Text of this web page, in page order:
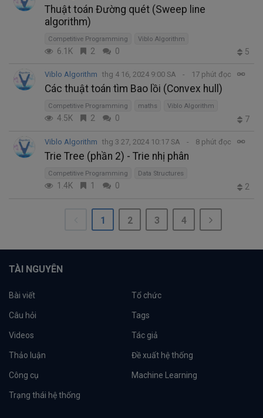
Thuật toán Đường quét (Sweep line
algorithm)
Competitive Programming Viblo Algorithm
6.1K 2 0 5
Viblo Algorithm thg 4 16, 2024 9:00 SA 17 phút đọc
Các thuật toán tìm Bao lồi (Convex hull)
Competitive Programming maths Viblo Algorithm
4.5K 2 0 7
Viblo Algorithm thg 3 27, 2024 10:17 SA 8 phút đọc
Trie Tree (phần 2) - Trie nhị phân
Competitive Programming Data Structures
1.4K 1 0 2
1 2 3 4
TÀI NGUYÊN
Bài viết Tổ chức
Câu hỏi Tags
Videos Tác giả
Thảo luận Đề xuất hệ thống
Công cụ Machine Learning
Trạng thái hệ thống